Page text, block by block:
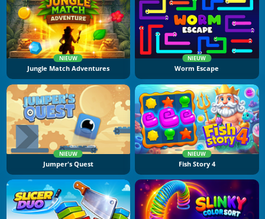
NIEUW
Jungle Match Adventures
NIEUW
Worm Escape
NIEUW
Jumper's Quest
NIEUW
Fish Story 4